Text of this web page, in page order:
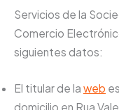
Servicios de la
Comercio
siguientes datos:
El titular de la web
domicilio en Rua